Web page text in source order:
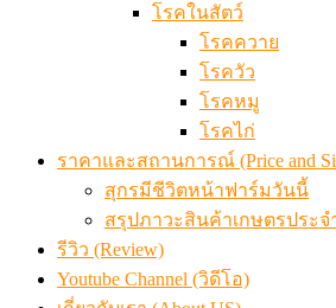
โรคในสัตว์
โรคควาย
โรควัว
โรคหมู
โรคไก่
ราคาและสถานการณ์ (Price and
สุกรมีชีวิตหน้าฟาร์มวันนี้
สรุปภาวะสินค้าเกษตรประจ
รีวิว (Review)
Youtube Channel (วิดีโอ)